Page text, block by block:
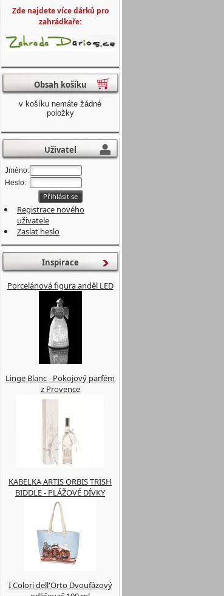
Zde najdete více dárků pro
zahrádkaře:
Obsah košíku
v košíku nemáte žádné
položky
Uživatel
Jméno:
Heslo:
Registrace nového
uživatele
Zaslat heslo
Inspirace
Porcelánová figura anděl LED
Linge Blanc - Pokojový parfém
z Provence
KABELKA ARTIS ORBIS TRISH
BIDDLE - PLÁŽOVÉ DÍVKY
I Colori dell'Orto Dvoufázový